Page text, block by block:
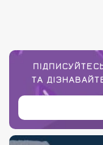
ТА